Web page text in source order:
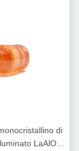
di
LaAlO3